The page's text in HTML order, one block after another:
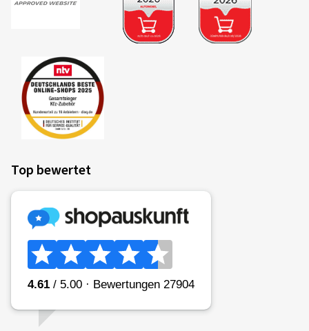
Top bewertet